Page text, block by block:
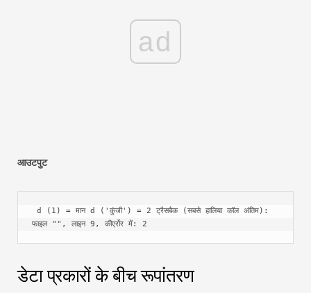
ad
आउटपुट
फाइल "", लाइन 9, कीएर्रोर में: 2
डेटा प्रकारों के बीच रूपांतरण